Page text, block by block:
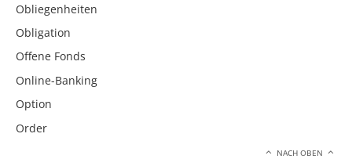
Obliegenheiten
Obligation
Offene Fonds
Online-Banking
Option
Order
NACH OBEN